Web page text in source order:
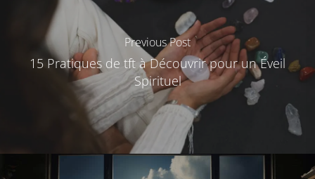
Previous Post
15 Pratiques de tft à Découvrir pour un Éveil
Spirituel